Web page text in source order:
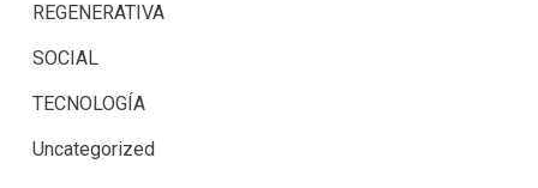
REGENERATIVA
SOCIAL
TECNOLOGÍA
Uncategorized